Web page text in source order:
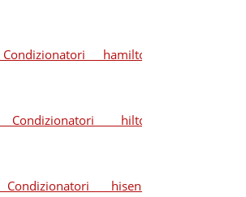
hamilton
Condizionatori hilton
hisense